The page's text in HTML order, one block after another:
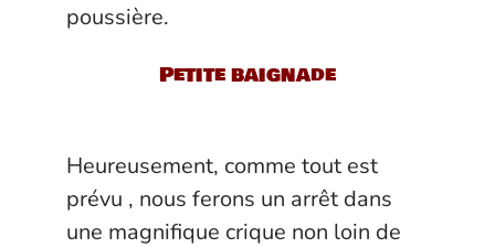
poussière.
Petite baignade
Heureusement, comme tout est
prévu , nous ferons un arrêt dans
une magnifique crique non loin de